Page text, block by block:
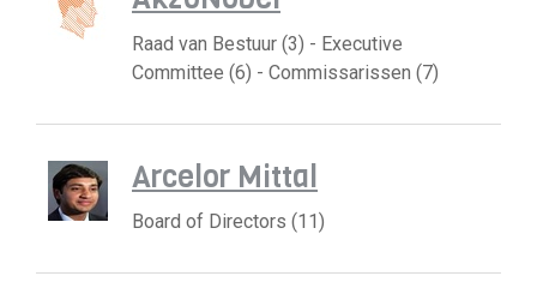
Raad van Bestuur (3) - Executive
Committee (6) - Commissarissen (7)
Arcelor Mittal
Board of Directors (11)